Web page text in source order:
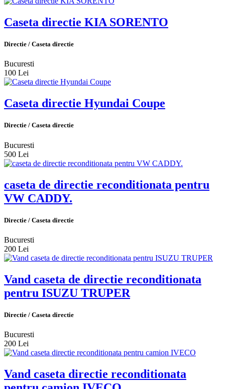
Caseta directie KIA SORENTO
Directie / Caseta directie
Bucuresti
100 Lei
Caseta directie Hyundai Coupe
Directie / Caseta directie
Bucuresti
500 Lei
caseta de directie reconditionata pentru
VW CADDY.
Directie / Caseta directie
Bucuresti
200 Lei
Vand caseta de directie reconditionata
pentru ISUZU TRUPER
Directie / Caseta directie
Bucuresti
200 Lei
Vand caseta directie reconditionata